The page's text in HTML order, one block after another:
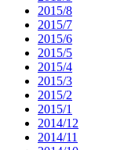
2015/8
2015/7
2015/6
2015/5
2015/4
2015/3
2015/2
2015/1
2014/12
2014/11